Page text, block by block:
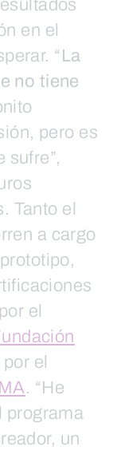
en el
“ La
no tiene
pero es
sufre”,
Tanto el
a cargo
el
el
. “He
programa
un